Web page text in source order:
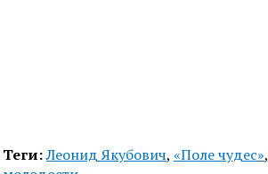
Теги:Леонид Якубович, «Поле чудес»,